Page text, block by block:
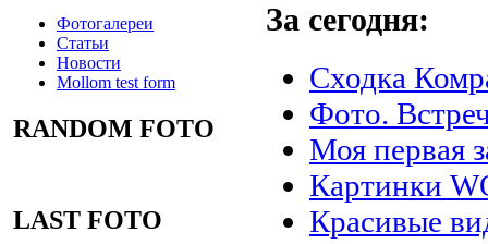
Фотогалереи
Статьи
Новости
Mollom test form
RANDOM FOTO
LAST FOTO
За сегодня:
Сходка
Фото.
Моя первая
Картинки
Красивые